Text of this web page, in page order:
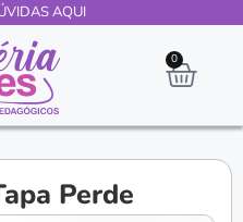
AQUI
0
Perde